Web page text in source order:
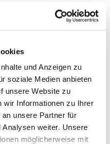
und Anzeigen zu
soziale Medien anbieten
unsere Website zu
wir Informationen zu Ihrer
unsere Partner für
weiter. Unsere
möglicherweise mit